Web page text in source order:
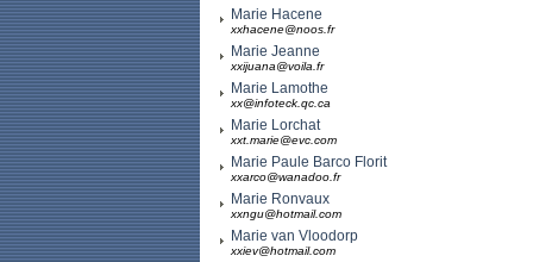
Marie Hacene
xxhacene@noos.fr
Marie Jeanne
xxijuana@voila.fr
Marie Lamothe
xx@infoteck.qc.ca
Marie Lorchat
xxt.marie@evc.com
Marie Paule Barco Florit
xxarco@wanadoo.fr
Marie Ronvaux
xxngu@hotmail.com
Marie van Vloodorp
xxiev@hotmail.com